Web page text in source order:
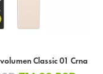
Classic 01 Crna